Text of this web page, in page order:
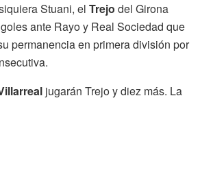
Stuani, el Trejo del Girona
ante Rayo y Real Sociedad que
permanencia en primera división por
jugarán Trejo y diez más. La